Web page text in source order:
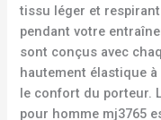
tissu léger et
pendant votre
sont conçus avec
hautement élastique
le confort du porteur.
pour homme mj3765